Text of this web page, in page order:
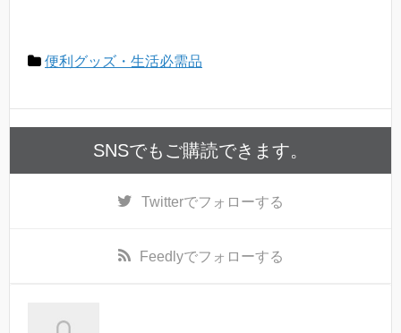
便利グッズ・生活必需品
SNSでもご購読できます。
Twitterでフォローする
Feedlyでフォローする